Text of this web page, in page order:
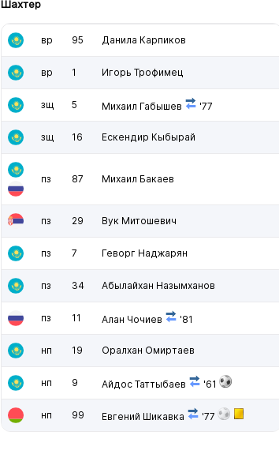
Шахтер
вр 95 Данила Карпиков
вр 1 Игорь Трофимец
зщ 5 Михаил Габышев '77
зщ 16 Ескендир Кыбырай
пз 87 Михаил Бакаев
пз 29 Вук Митошевич
пз 7 Геворг Наджарян
пз 34 Абылайхан Назымханов
пз 11 Алан Чочиев '81
нп 19 Оралхан Омиртаев
нп 9 Айдос Таттыбаев '61
нп 99 Евгений Шикавка '77